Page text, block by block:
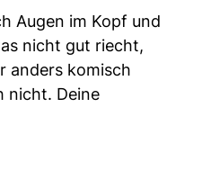
Augen im Kopf und
nicht gut riecht,
anders komisch
nicht. Deine